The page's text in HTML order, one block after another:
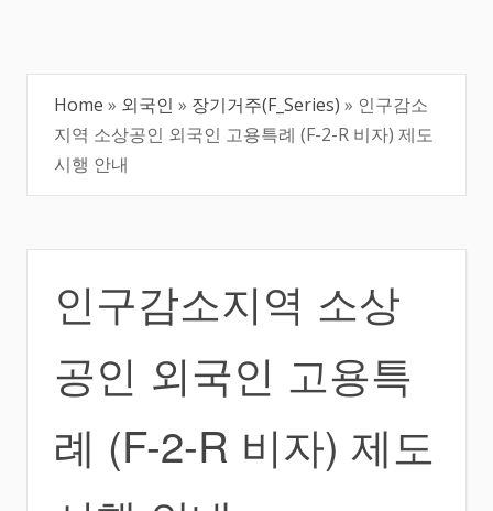
Home » 외국인 » 장기거주(F_Series) » 인구감소
지역 소상공인 외국인 고용특례 (F-2-R 비자) 제도
시행 안내
인구감소지역 소상
공인 외국인 고용특
례 (F-2-R 비자) 제도